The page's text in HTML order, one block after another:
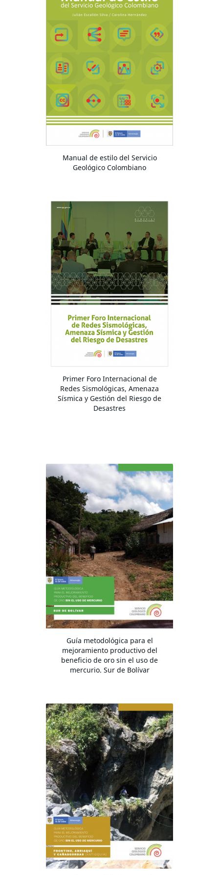
Manual de estilo del Servicio
Geológico Colombiano
Primer Foro Internacional de
Redes Sismológicas, Amenaza
Sísmica y Gestión del Riesgo de
Desastres
Guía metodológica para el
mejoramiento productivo del
beneficio de oro sin el uso de
mercurio. Sur de Bolívar